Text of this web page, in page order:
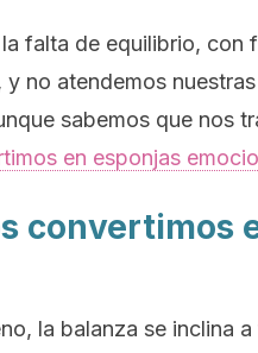
falta de equilibrio, con
no atendemos
sabemos que nos
en esponjas
convertimos
la balanza se inclina